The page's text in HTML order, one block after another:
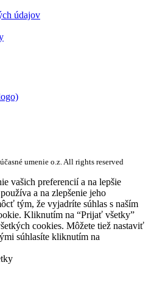
údajov
umenie o.z. All rights reserved
vašich preferencií a na lepšie
a na zlepšenie jeho
tým, že vyjadríte súhlas s naším
Kliknutím na “Prijať všetky”
cookies. Môžete tiež nastaviť
súhlasíte kliknutím na